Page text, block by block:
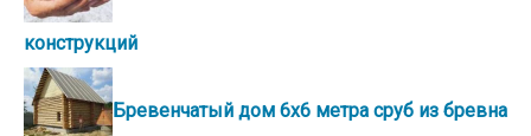
конструкций
Бревенчатый дом 6х6 метра сруб из бревна